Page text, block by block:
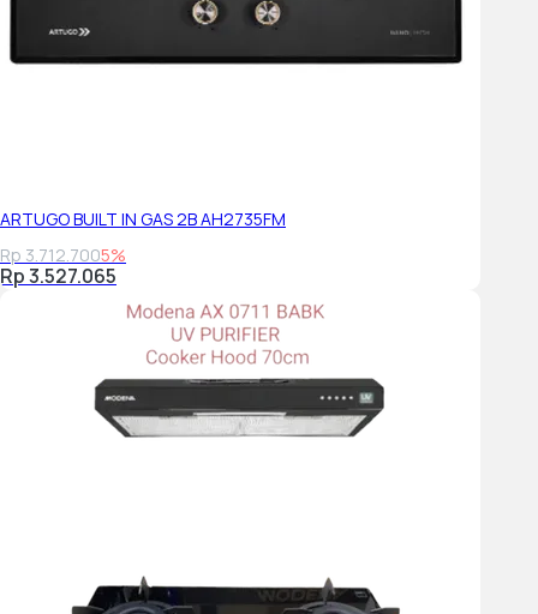
ARTUGO BUILT IN GAS 2B AH2735FM
Rp 3.712.7005%
Rp 3.527.065